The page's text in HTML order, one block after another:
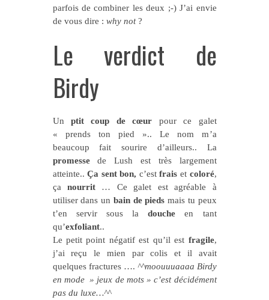
parfois de combiner les deux ;-) J’ai envie
de vous dire : why not?
Le verdict de
Birdy
Un ptit coup de cœur pour ce galet
« prends ton pied ».. Le nom m’a
beaucoup fait sourire d’ailleurs.. La
promessede Lush est très largement
atteinte..Ça sent bon, c’estfrais et coloré,
ça nourrit… Ce galet est agréable à
utiliser dans un bain de pieds mais tu peux
t’en servir sous ladouche en tant
qu’exfoliant..
Le petit point négatif est qu’il est fragile,
j’ai reçu le mien par colis et il avait
quelques fractures …. ^^moouuuaaaa Birdy
en mode » jeux de mots » c’est décidément
pas du luxe…^^